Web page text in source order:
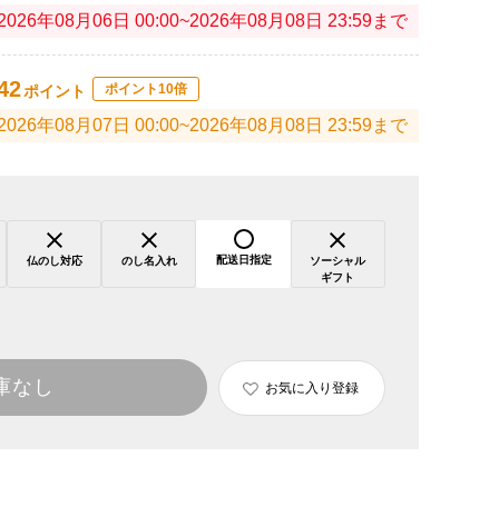
年08月06日 00:00~2026年08月08日 23:59まで
ポイント ポイント10倍
年08月07日 00:00~2026年08月08日 23:59まで
仏のし対応 のし名入れ 配送日指定
ソーシャル
ギフト
なし お気に入り登録